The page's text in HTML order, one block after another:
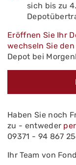
sich bis zu
Eröffnen Sie Ihr
wechseln Sie
Depot bei
Haben Sie noch
zu - entweder
09371 - 94 867
Ihr Team von